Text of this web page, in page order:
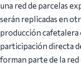
una red de parcelas
serán replicadas en
producción cafetalera
participación directa
forman parte de la